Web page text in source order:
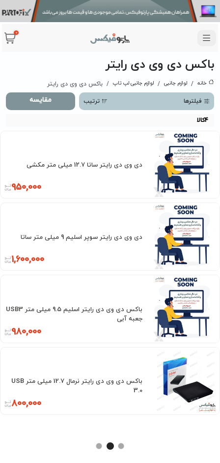
0
باکس دی وی دی رایتر
خانه لوازم جانبی لوازم جانبی لپ تاپ باکس دی وی دی رایتر
فیلترها ترتیب مقایسه
4کالا
دی وی دی رایتر ساتا 12.7 میلی متر مکشی
950,000
دی وی دی رایتر سوپر اسلیم 9 میلی متر ساتا
1,600,000
باکس دی وی دی رایتر اسلیم 9.5 میلی متر USB3
جعبه آبی
980,000
باکس دی وی دی رایتر نرمال 12.7 میلی متر USB
3.0
800,000